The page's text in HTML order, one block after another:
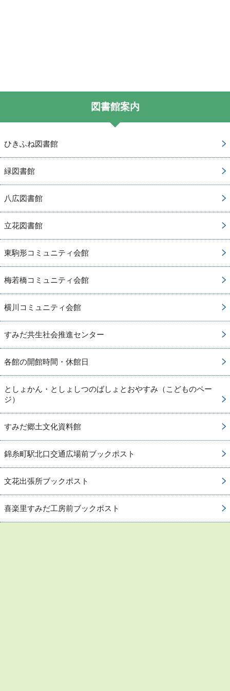
図書館案内
ひきふね図書館
緑図書館
八広図書館
立花図書館
東駒形コミュニティ会館
梅若橋コミュニティ会館
横川コミュニティ会館
すみだ共生社会推進センター
各館の開館時間・休館日
としょかん・としょしつのばしょとおやすみ（こどものペー
ジ）
すみだ郷土文化資料館
錦糸町駅北口交通広場前ブックポスト
文花出張所ブックポスト
喜楽里すみだ工房前ブックポスト